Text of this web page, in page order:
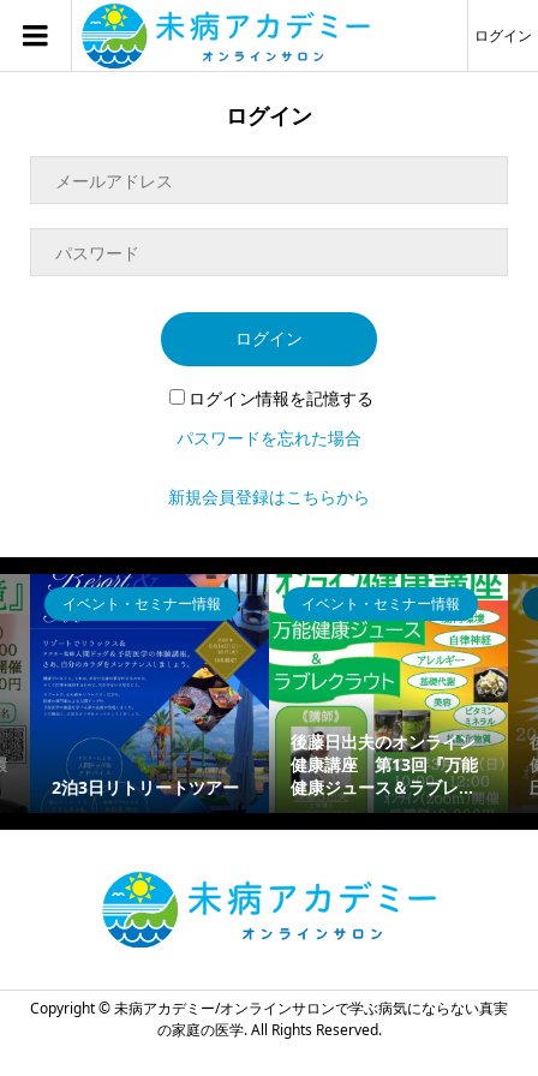
ログイン
ログイン
ログイン
ログイン情報を記憶する
パスワードを忘れた場合
新規会員登録はこちらから
イベント・セミナー情報
2泊3日リトリートツアー
イベント・セミナー情報
後藤日出夫のオンライン
健康講座 第13回『万能
健康ジュース＆ラブレ...
Copyright ©未病アカデミー/オンラインサロンで学ぶ病気にならない真実
の家庭の医学. All Rights Reserved.